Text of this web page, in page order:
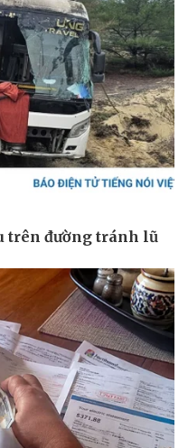
Quân sự - Quốc phòng
Vũ khí
Việt Nam
Phân tích